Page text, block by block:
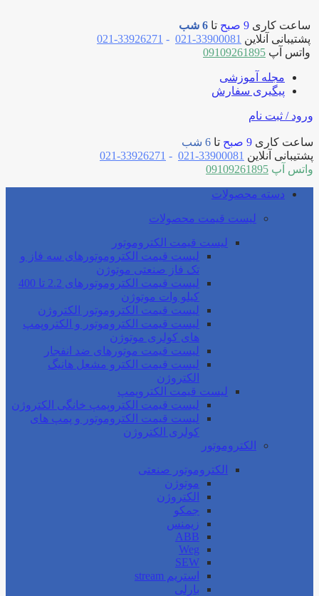
ساعت کاری 9 صبح تا 6 شب
پشتیبانی آنلاین 33900081-021
-
33926271-021
واتس آپ 09109261895
مجله آموزشی
پیگیری سفارش
ورود / ثبت نام
ساعت کاری 9 صبح تا 6 شب
پشتیبانی آنلاین 33900081-021
-
33926271-021
واتس آپ 09109261895
دسته محصولات
لیست قیمت محصولات
لیست قیمت الکتروموتور
لیست قیمت الکتروموتورهای سه فاز و
تک فاز صنعتی موتوژن
لیست قیمت الکتروموتورهای 2.2 تا 400
کیلو وات موتوژن
لیست قیمت الکتروموتور الکتروژن
لیست قیمت الکتروموتور و الکتروپمپ
های کولری موتوژن
لیست قیمت موتورهای ضد انفجار
لیست قیمت الکترو مشعل هانیگ
الکتروژن
لیست قیمت الکتروپمپ
لیست قیمت الکتروپمپ خانگی الکتروژن
لیست قیمت الکتروموتور و پمپ های
کولری الکتروژن
الکتروموتور
الکتروموتور صنعتی
موتوژن
الکتروژن
جمکو
زیمنس
ABB
Weg
SEW
استریم stream
بارلی